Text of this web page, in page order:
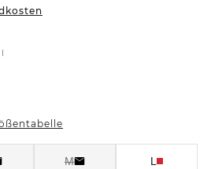
M L